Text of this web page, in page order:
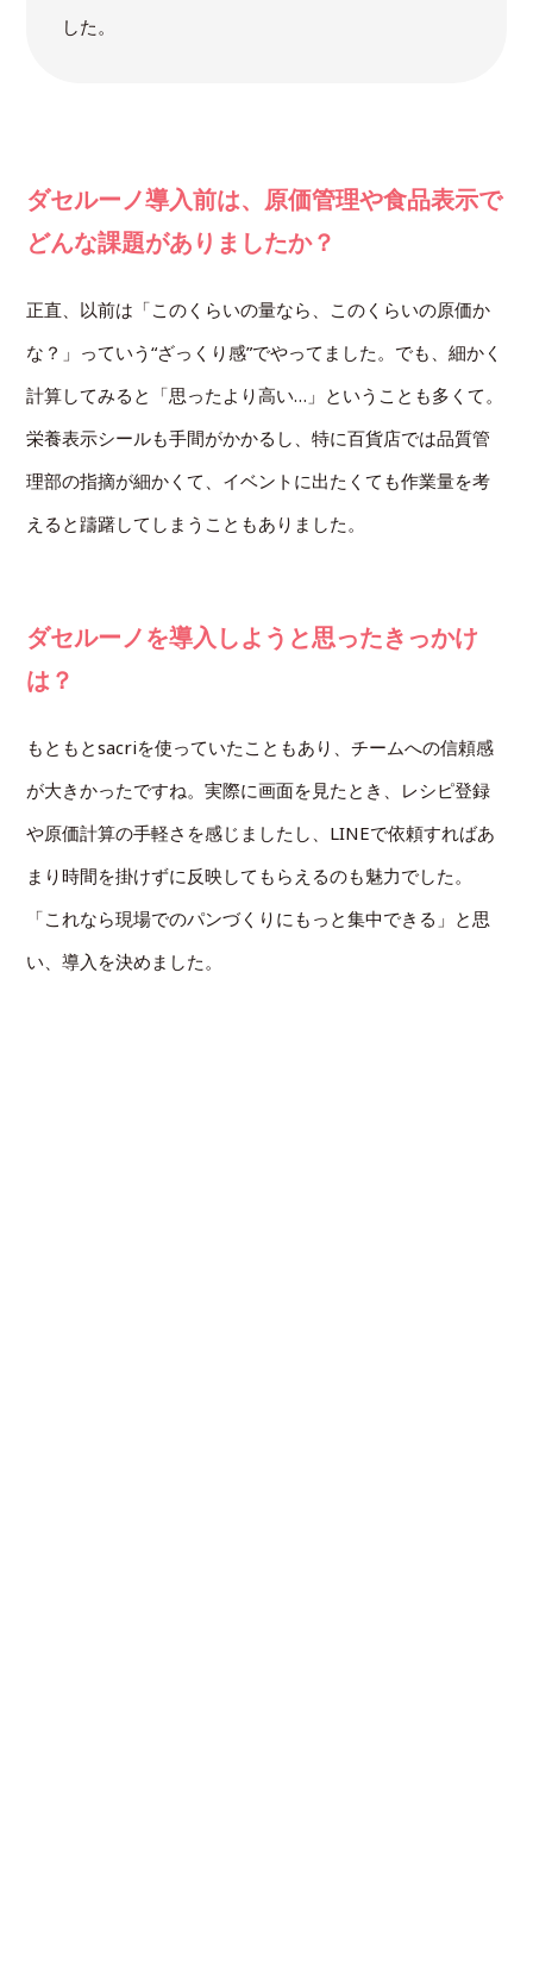
した。
ダセルーノ導入前は、原価管理や食品表示で
どんな課題がありましたか？
正直、以前は「このくらいの量なら、このくらいの原価か
な？」っていう“ざっくり感”でやってました。でも、細かく
計算してみると「思ったより高い…」ということも多くて。
栄養表示シールも手間がかかるし、特に百貨店では品質管
理部の指摘が細かくて、イベントに出たくても作業量を考
えると躊躇してしまうこともありました。
ダセルーノを導入しようと思ったきっかけ
は？
もともとsacriを使っていたこともあり、チームへの信頼感
が大きかったですね。実際に画面を見たとき、レシピ登録
や原価計算の手軽さを感じましたし、LINEで依頼すればあ
まり時間を掛けずに反映してもらえるのも魅力でした。
「これなら現場でのパンづくりにもっと集中できる」と思
い、導入を決めました。